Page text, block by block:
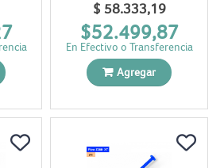
$ 58.333,19
En Efectivo o Transferencia
$52.499,87
Agregar